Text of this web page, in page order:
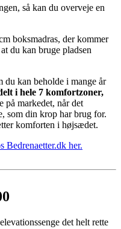
så kan du overveje en
boksmadras, der kommer
du kan bruge pladsen
du kan beholde i mange år
i hele 7 komfortzoner,
på markedet, når det
som din krop har brug for.
komforten i højsædet.
Bedrenaetter.dk her.
det helt rette